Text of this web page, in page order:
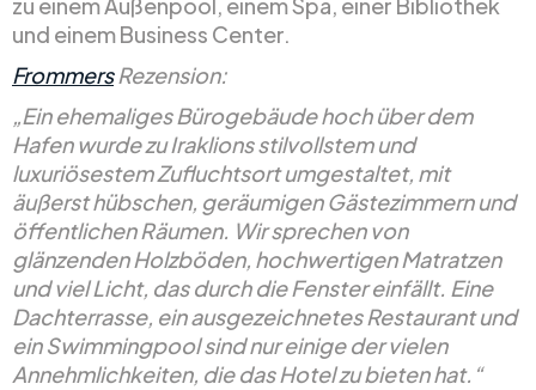
und einem Business Center.
FrommersRezension:
„Ein ehemaliges Bürogebäude hoch über dem
Hafen wurde zu Iraklions stilvollstem und
luxuriösestem Zufluchtsort umgestaltet, mit
äußerst hübschen, geräumigen Gästezimmern und
öffentlichen Räumen. Wir sprechen von
glänzenden Holzböden, hochwertigen Matratzen
und viel Licht, das durch die Fenster einfällt. Eine
Dachterrasse, ein ausgezeichnetes Restaurant und
ein Swimmingpool sind nur einige der vielen
Annehmlichkeiten, die das Hotel zu bieten hat.“